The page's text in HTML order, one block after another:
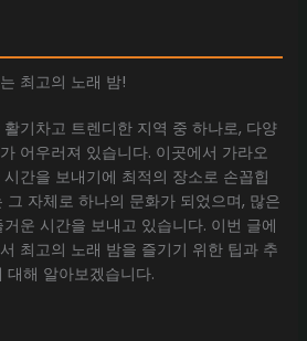
최고의 노래 밤!
기차고 트렌디한 지역 중 하나로, 다양
어우러져 있습니다. 이곳에서 가라오
간을 보내기에 최적의 장소로 손꼽힙
그 자체로 하나의 문화가 되었으며, 많은
운 시간을 보내고 있습니다. 이번 글에
최고의 노래 밤을 즐기기 위한 팁과 추
대해 알아보겠습니다.